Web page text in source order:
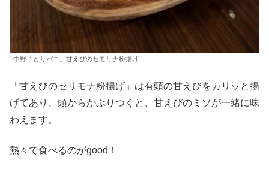
中野「とりパニ」甘えびのセモリナ粉揚げ
「甘えびのセリモナ粉揚げ」は有頭の甘えびをカリッと揚
げてあり、頭からかぶりつくと、甘えびのミソが一緒に味
わえます。
熱々で食べるのがgood！